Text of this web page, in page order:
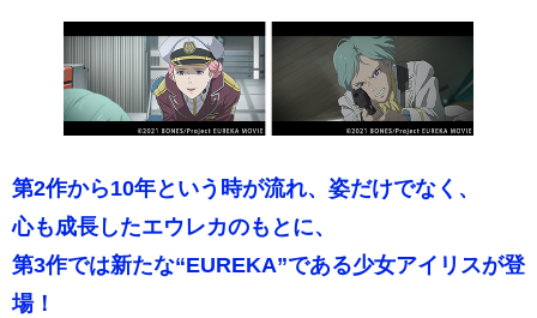
第2作から10年という時が流れ、姿だけでなく、
心も成長したエウレカのもとに、
第3作では新たな“EUREKA”である少女アイリスが登
場！